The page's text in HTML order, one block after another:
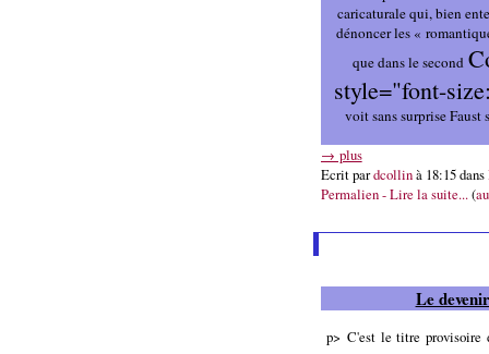
caricaturale qui, bien
dénoncer les «
que dans le second
style="font-
voit sans surprise
→ plus
Ecrit pardcollinà 18:15 dans
Permalien - Lire la suite...(
Le
p> C'est le titre provisoire